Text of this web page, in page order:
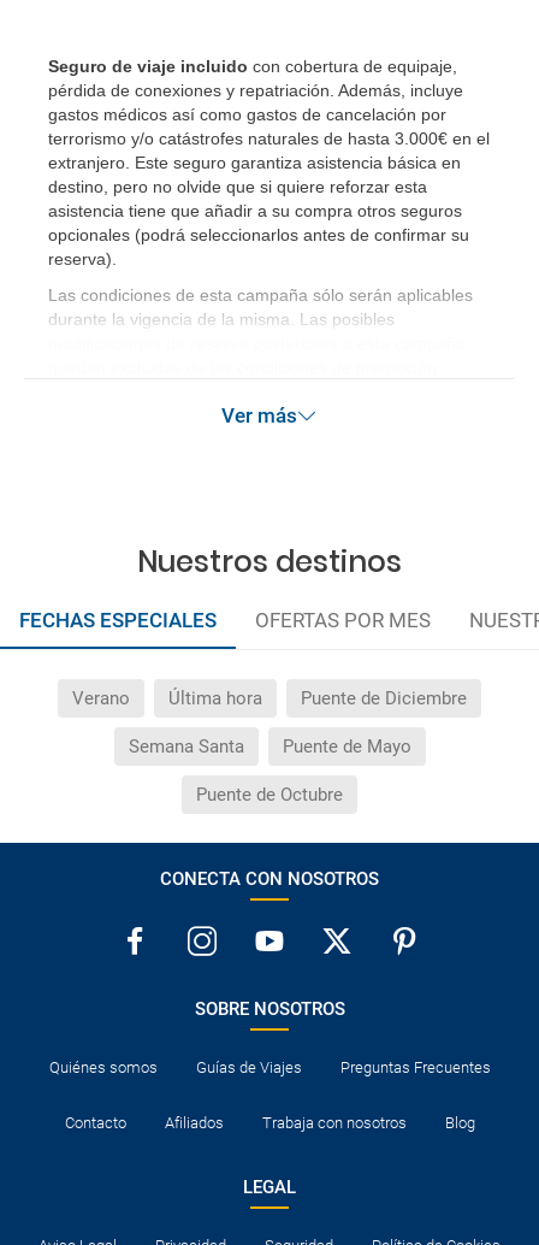
Seguro de viaje incluido con cobertura de equipaje,
pérdida de conexiones y repatriación. Además, incluye
gastos médicos así como gastos de cancelación por
terrorismo y/o catástrofes naturales de hasta 3.000€ en el
extranjero. Este seguro garantiza asistencia básica en
destino, pero no olvide que si quiere reforzar esta
asistencia tiene que añadir a su compra otros seguros
opcionales (podrá seleccionarlos antes de confirmar su
reserva)
Las condiciones de esta campaña sólo serán aplicables
durante la vigencia de la misma. Las posibles
Ver más
Nuestros destinos
FECHAS ESPECIALES OFERTAS POR MES
Verano Última hora Puente de Diciembre
Semana Santa Puente de Mayo
Puente de Octubre
CONECTA CON NOSOTROS
SOBRE NOSOTROS
Quiénes somos Guías de Viajes Preguntas Frecuentes
Contacto Afiliados Trabaja con nosotros Blog
LEGAL